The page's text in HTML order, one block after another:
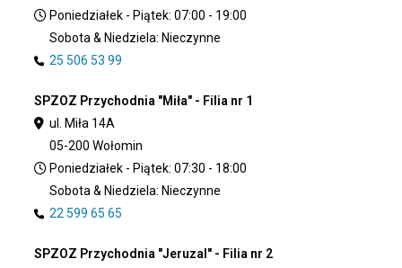
Poniedziałek - Piątek: 07:00 - 19:00
Sobota & Niedziela: Nieczynne
25 506 53 99
SPZOZ Przychodnia "Miła" - Filia nr 1
ul. Miła 14A
05-200 Wołomin
Poniedziałek - Piątek: 07:30 - 18:00
Sobota & Niedziela: Nieczynne
22 599 65 65
SPZOZ Przychodnia "Jeruzal" - Filia nr 2